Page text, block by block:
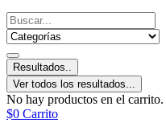
Resultados..
Ver todos los resultados...
No hay productos en el carrito.
$0 Carrito